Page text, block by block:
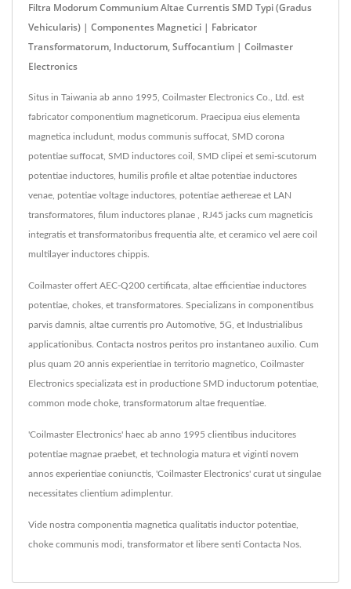
Filtra Modorum Communium Altae Currentis SMD Typi (gradus
Vehicularis) | Componentes Magnetici | Fabricator
Transformatorum, Inductorum, Suffocantium | Coilmaster
Electronics
Situs in Taiwania ab anno 1995, Coilmaster Electronics Co., Ltd. est
fabricator componentium magneticorum. Praecipua eius elementa
magnetica includunt, modus communis suffocat, SMD corona
potentiae suffocat, SMD inductores coil, SMD clipei et semi-scutorum
potentiae inductores, humilis profile et altae potentiae inductores
venae, potentiae voltage inductores, potentiae aethereae et LAN
transformatores, filum inductores planae , RJ45 jacks cum magneticis
integratis et transformatoribus frequentia alte, et ceramico vel aere coil
multilayer inductores chippis.
Coilmaster offert AEC-Q200 certificata, altae efficientiae inductores
potentiae, chokes, et transformatores. Specializans in componentibus
parvis damnis, altae currentis pro Automotive, 5G, et Industrialibus
applicationibus. Contacta nostros peritos pro instantaneo auxilio. Cum
plus quam 20 annis experientiae in territorio magnetico, Coilmaster
Electronics specializata est in productione SMD inductorum potentiae,
common mode choke, transformatorum altae frequentiae.
'Coilmaster Electronics' haec ab anno 1995 clientibus inducitores
potentiae magnae praebet, et technologia matura et viginti novem
annos experientiae coniunctis, 'Coilmaster Electronics' curat ut singulae
necessitates clientium adimplentur.
Vide nostra componentia magnetica qualitatis inductor potentiae
choke communis modi transformatoret libere senti Contacta Nos